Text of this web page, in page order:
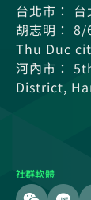
台北市：
胡志明：
Thu Duc
河內市：
District,
社群軟體